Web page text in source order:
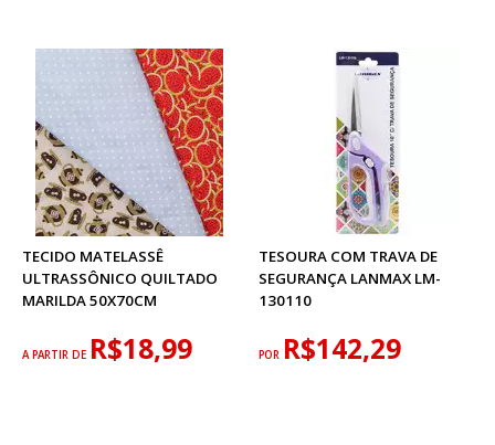
TECIDO MATELASSÊ
ULTRASSÔNICO QUILTADO
MARILDA 50X70CM
A PARTIR DE R$18,99
TESOURA COM TRAVA DE
SEGURANÇA LANMAX LM-
130110
POR R$142,29